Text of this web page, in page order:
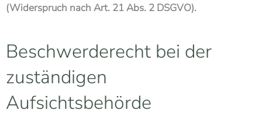
(Widerspruch nach Art. 21 Abs. 2 DSGVO).
Beschwerderecht bei der
zuständigen
Aufsichtsbehörde